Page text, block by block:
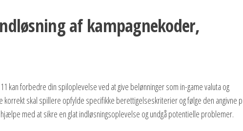
af kampagnekoder,
kan forbedre din spiloplevelse ved at give belønninger som in-game valuta og
korrekt skal spillere opfylde specifikke berettigelseskriterier og følge den angivne
med at sikre en glat indløsningsoplevelse og undgå potentielle problemer.